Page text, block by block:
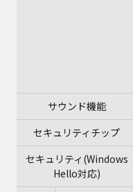
サウンド機能
セキュリティチップ
セキュリティ(Windows
Hello対応)